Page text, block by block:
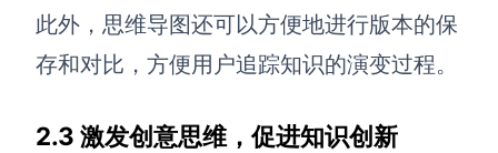
此外，思维导图还可以方便地进行版本的保
存和对比，方便用户追踪知识的演变过程。
2.3 激发创意思维，促进知识创新